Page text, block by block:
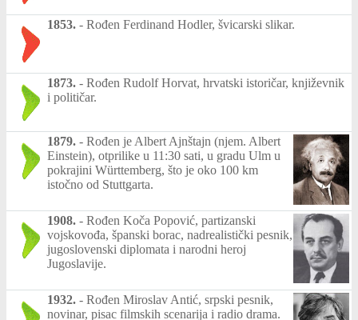
1853. - Rođen Ferdinand Hodler, švicarski slikar.
1873. - Rođen Rudolf Horvat, hrvatski istoričar, književnik
i političar.
1879. - Rođen je Albert Ajnštajn (njem. Albert
Einstein), otprilike u 11:30 sati, u gradu Ulm u
pokrajini Württemberg, što je oko 100 km
istočno od Stuttgarta.
1908. - Rođen Koča Popović, partizanski
vojskovođa, španski borac, nadrealistički pesnik,
jugoslovenski diplomata i narodni heroj
Jugoslavije.
1932. - Rođen Miroslav Antić, srpski pesnik,
novinar, pisac filmskih scenarija i radio drama.